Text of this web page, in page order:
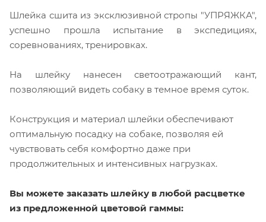
Шлейка сшита из эксклюзивной стропы "УПРЯЖКА",
успешно прошла испытание в экспедициях,
соревнованиях, тренировках.
На шлейку нанесен светоотражающий кант,
позволяющий видеть собаку в темное время суток.
Конструкция и материал шлейки обеспечивают
оптимальную посадку на собаке, позволяя ей
чувствовать себя комфортно даже при
продолжительных и интенсивных нагрузках.
Вы можете заказать шлейку в любой расцветке
из предложенной цветовой гаммы: